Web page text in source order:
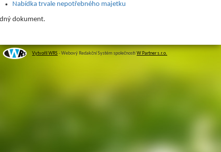
Nabídka trvale nepotřebného majetku
dokument.
Vytvořil WRS- Webový Redakční Systém společnosti W Partner s.r.o.